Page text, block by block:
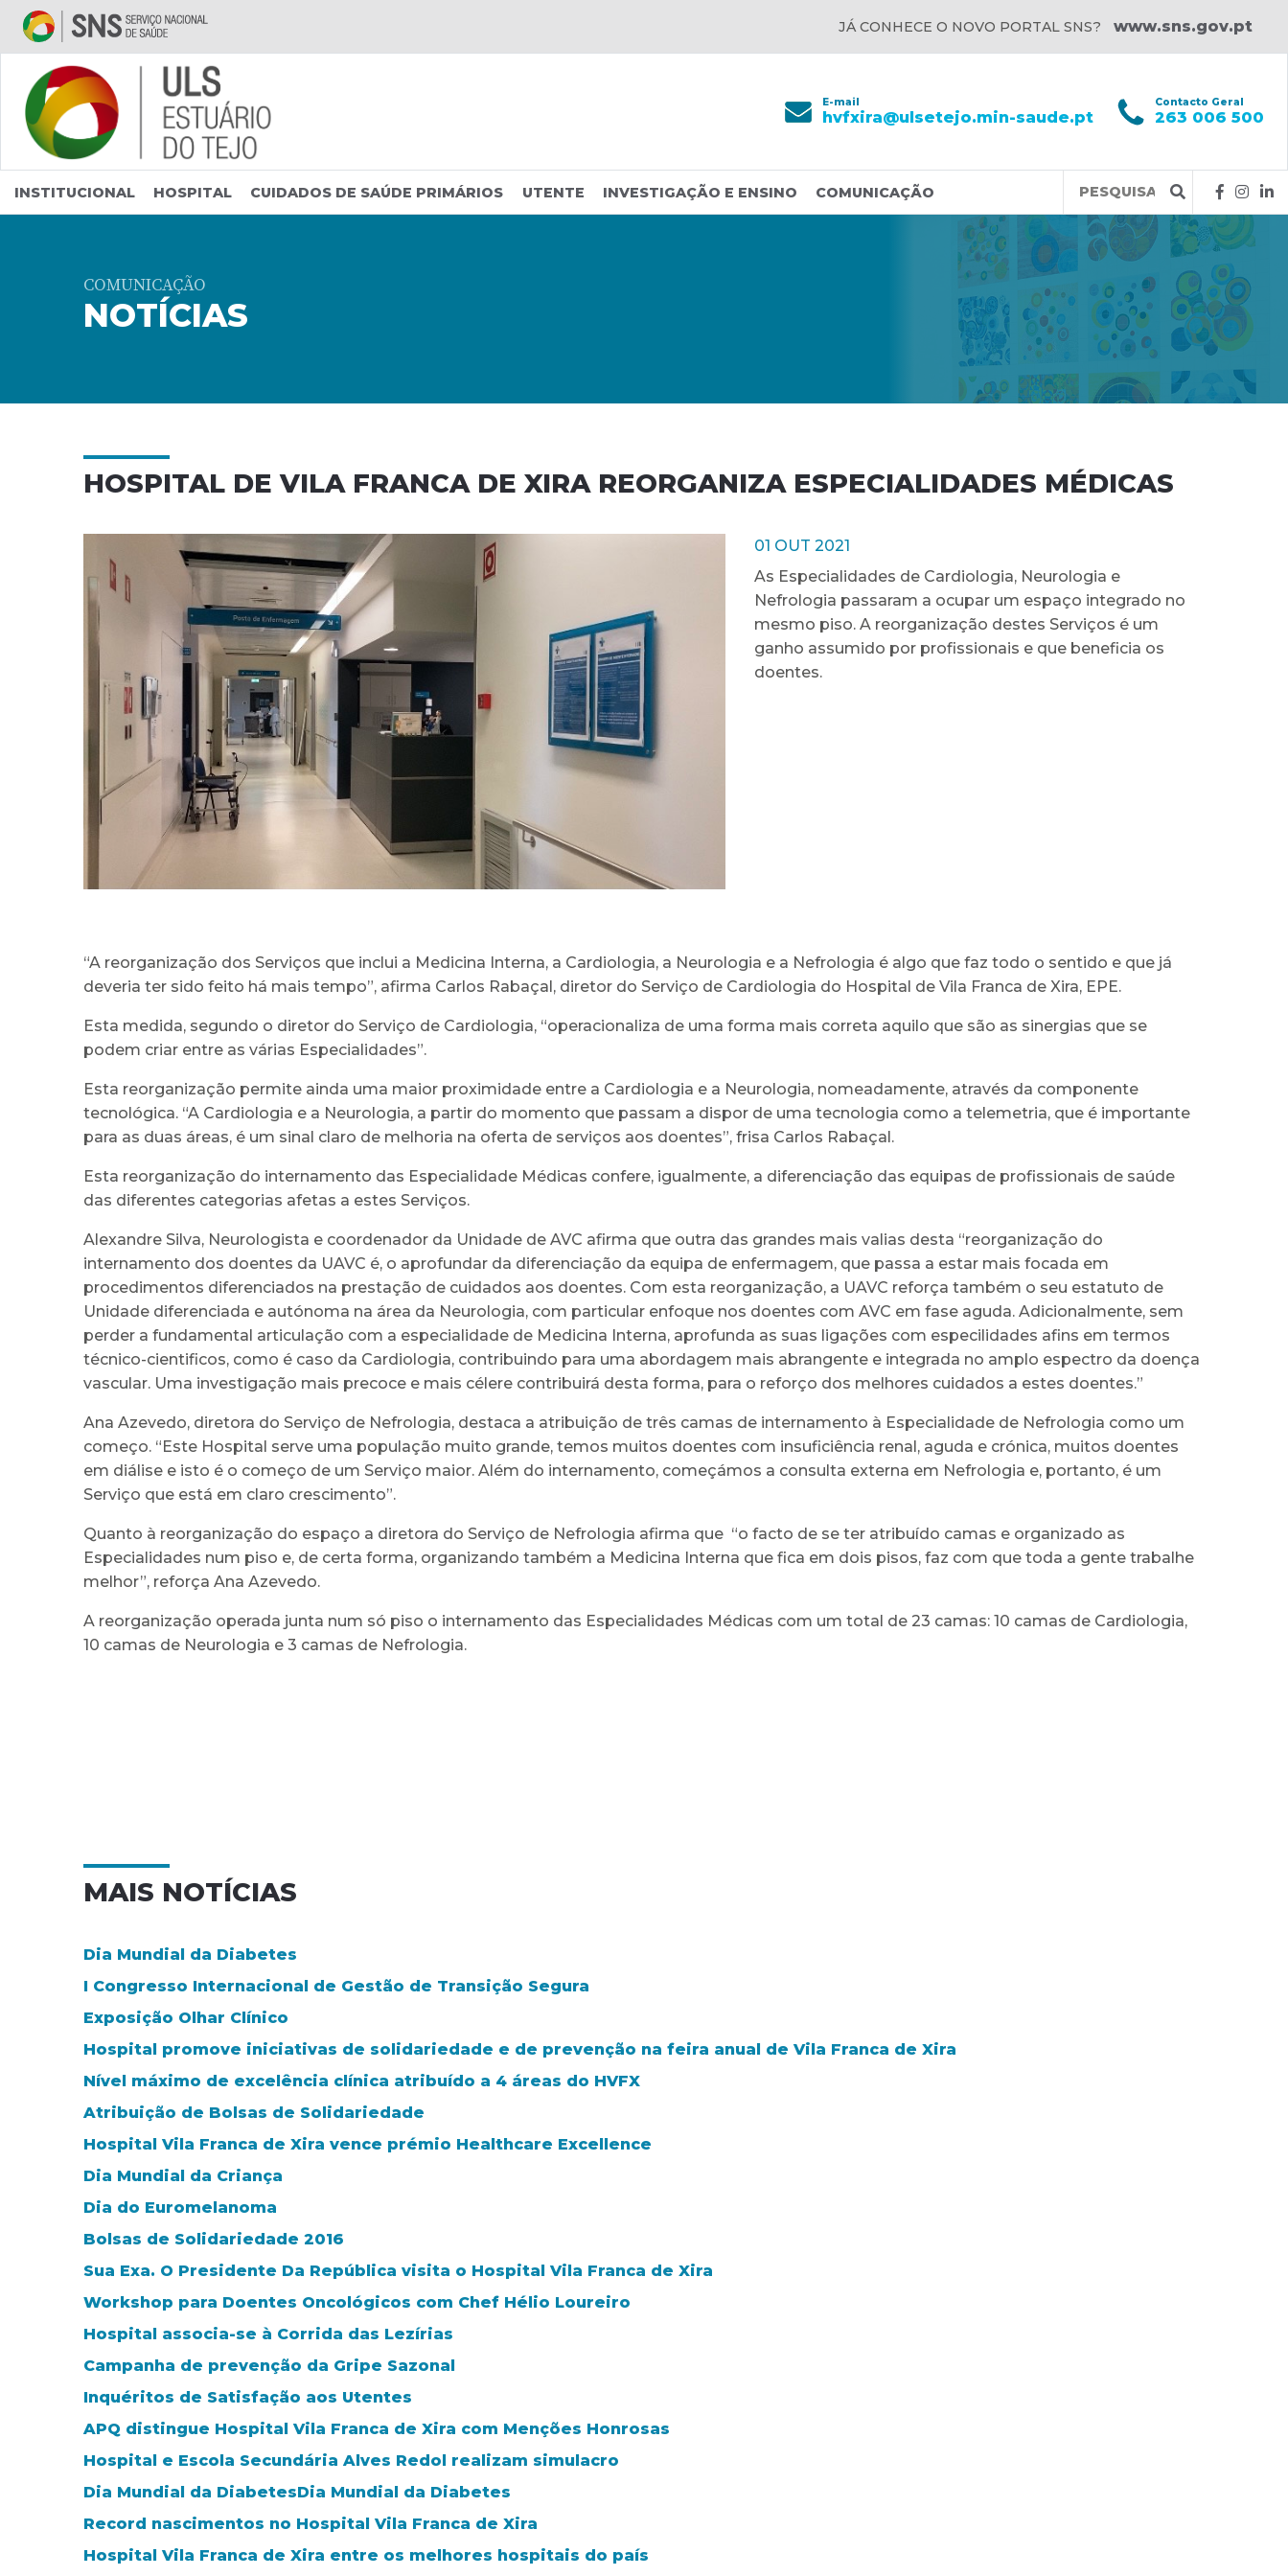
Saltar para conteúdo principal
JÁ CONHECE O NOVO PORTAL SNS? www.sns.gov.pt
E-mail
hvfxira@ulsetejo.min-saude.pt
Contacto Geral
263 006 500
INSTITUCIONAL HOSPITAL CUIDADOS DE SAÚDE PRIMÁRIOS UTENTE INVESTIGAÇÃO E ENSINO COMUNICAÇÃO
Query
COMUNICAÇÃO
NOTÍCIAS
HOSPITAL DE VILA FRANCA DE XIRA REORGANIZA ESPECIALIDADES MÉDICAS
01 OUT 2021
As Especialidades de Cardiologia, Neurologia e
Nefrologia passaram a ocupar um espaço integrado no
mesmo piso. A reorganização destes Serviços é um
ganho assumido por profissionais e que beneficia os
doentes.
“A reorganização dos Serviços que inclui a Medicina Interna, a Cardiologia, a Neurologia e a Nefrologia é algo que faz todo o sentido e que já
deveria ter sido feito há mais tempo”, afirma Carlos Rabaçal, diretor do Serviço de Cardiologia do Hospital de Vila Franca de Xira, EPE.
Esta medida, segundo o diretor do Serviço de Cardiologia, “operacionaliza de uma forma mais correta aquilo que são as sinergias que se
podem criar entre as várias Especialidades”.
Esta reorganização permite ainda uma maior proximidade entre a Cardiologia e a Neurologia, nomeadamente, através da componente
tecnológica. “A Cardiologia e a Neurologia, a partir do momento que passam a dispor de uma tecnologia como a telemetria, que é importante
para as duas áreas, é um sinal claro de melhoria na oferta de serviços aos doentes”, frisa Carlos Rabaçal.
Esta reorganização do internamento das Especialidade Médicas confere, igualmente, a diferenciação das equipas de profissionais de saúde
das diferentes categorias afetas a estes Serviços.
Alexandre Silva, Neurologista e coordenador da Unidade de AVC afirma que outra das grandes mais valias desta “reorganização do
internamento dos doentes da UAVC é, o aprofundar da diferenciação da equipa de enfermagem, que passa a estar mais focada em
procedimentos diferenciados na prestação de cuidados aos doentes. Com esta reorganização, a UAVC reforça também o seu estatuto de
Unidade diferenciada e autónoma na área da Neurologia, com particular enfoque nos doentes com AVC em fase aguda. Adicionalmente, sem
perder a fundamental articulação com a especialidade de Medicina Interna, aprofunda as suas ligações com especilidades afins em termos
técnico-cientificos, como é caso da Cardiologia, contribuindo para uma abordagem mais abrangente e integrada no amplo espectro da doença
vascular. Uma investigação mais precoce e mais célere contribuirá desta forma, para o reforço dos melhores cuidados a estes doentes.”
Ana Azevedo, diretora do Serviço de Nefrologia, destaca a atribuição de três camas de internamento à Especialidade de Nefrologia como um
começo. “Este Hospital serve uma população muito grande, temos muitos doentes com insuficiência renal, aguda e crónica, muitos doentes
em diálise e isto é o começo de um Serviço maior. Além do internamento, começámos a consulta externa em Nefrologia e, portanto, é um
Serviço que está em claro crescimento”.
Quanto à reorganização do espaço a diretora do Serviço de Nefrologia afirma que “o facto de se ter atribuído camas e organizado as
Especialidades num piso e, de certa forma, organizando também a Medicina Interna que fica em dois pisos, faz com que toda a gente trabalhe
melhor”, reforça Ana Azevedo.
A reorganização operada junta num só piso o internamento das Especialidades Médicas com um total de 23 camas: 10 camas de Cardiologia,
10 camas de Neurologia e 3 camas de Nefrologia.
MAIS NOTÍCIAS
Dia Mundial da Diabetes
I Congresso Internacional de Gestão de Transição Segura
Exposição Olhar Clínico
Hospital promove iniciativas de solidariedade e de prevenção na feira anual de Vila Franca de Xira
Nível máximo de excelência clínica atribuído a 4 áreas do HVFX
Atribuição de Bolsas de Solidariedade
Hospital Vila Franca de Xira vence prémio Healthcare Excellence
Dia Mundial da Criança
Dia do Euromelanoma
Bolsas de Solidariedade 2016
Sua Exa. O Presidente Da República visita o Hospital Vila Franca de Xira
Workshop para Doentes Oncológicos com Chef Hélio Loureiro
Hospital associa-se à Corrida das Lezírias
Campanha de prevenção da Gripe Sazonal
Inquéritos de Satisfação aos Utentes
APQ distingue Hospital Vila Franca de Xira com Menções Honrosas
Hospital e Escola Secundária Alves Redol realizam simulacro
Dia Mundial da DiabetesDia Mundial da Diabetes
Record nascimentos no Hospital Vila Franca de Xira
Hospital Vila Franca de Xira entre os melhores hospitais do país